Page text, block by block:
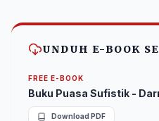
UNDUH E-BOOK
FREE E-BOOK
Buku Puasa Sufistik -
Download PDF